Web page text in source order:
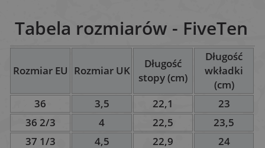
Tabela rozmiarów - FiveTen
Rozmiar EU Rozmiar UK
Długość
stopy (cm)
Długość
wkładki
(cm)
36
3,5 22,1
23
36 2/3
4 22,5
23,5
37 1/3
4,5 22,9 24